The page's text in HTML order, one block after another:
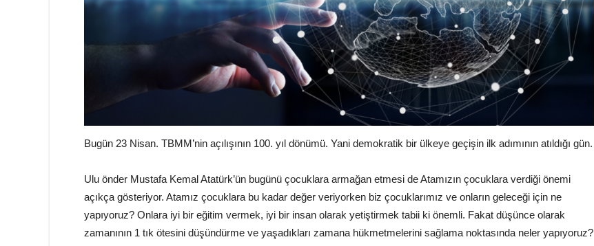
Bugün 23 Nisan. TBMM’nin açılışının 100. yıl dönümü. Yani demokratik bir ülkeye geçişin ilk adımının atıldığı gün.
Ulu önder Mustafa Kemal Atatürk’ün bugünü çocuklara armağan etmesi de Atamızın çocuklara verdiği önemi
açıkça gösteriyor. Atamız çocuklara bu kadar değer veriyorken biz çocuklarımız ve onların geleceği için ne
yapıyoruz? Onlara iyi bir eğitim vermek, iyi bir insan olarak yetiştirmek tabii ki önemli. Fakat düşünce olarak
zamanının 1 tık ötesini düşündürme ve yaşadıkları zamana hükmetmelerini sağlama noktasında neler yapıyoruz?